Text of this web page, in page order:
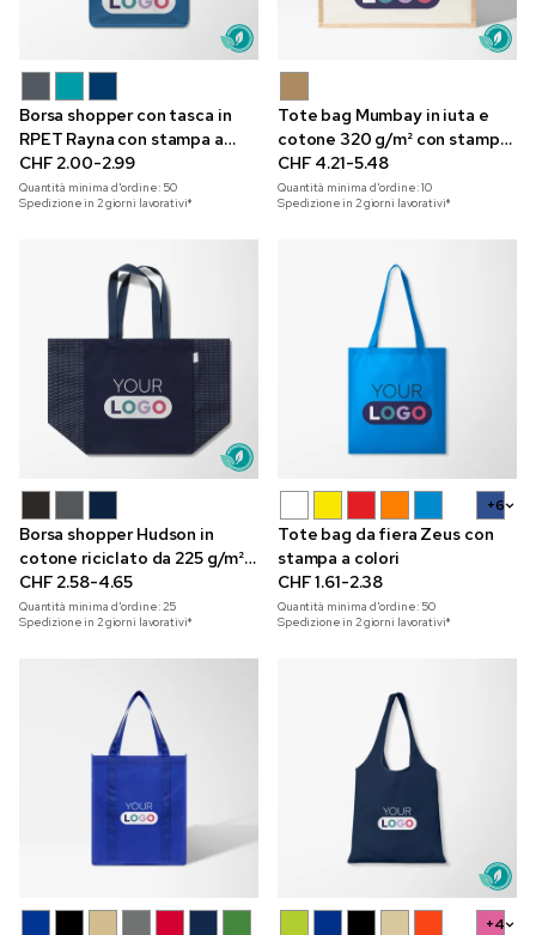
Borsa shopper con tasca in
RPET Rayna con stampa a
colori
CHF 2.00-2.99
Quantità minima d'ordine: 50
Spedizione in 2 giorni lavorativi*
Tote bag Mumbay in iuta e
cotone 320 g/m² con stampa
a colori
CHF 4.21-5.48
Quantità minima d'ordine:10
Spedizione in 2 giorni lavorativi*
Borsa shopper Hudson in
cotone riciclato da 225 g/m²
con stampa a colori
CHF 2.58-4.65
Quantità minima d'ordine:25
Spedizione in 2 giorni lavorativi*
+6
Tote bag da fiera Zeus con
stampa a colori
CHF 1.61-2.38
Quantità minima d'ordine: 50
Spedizione in 2 giorni lavorativi*
+4